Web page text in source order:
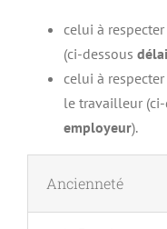
celui à
(ci-dessous
celui à
le travailleur
employeur).
Ancienneté